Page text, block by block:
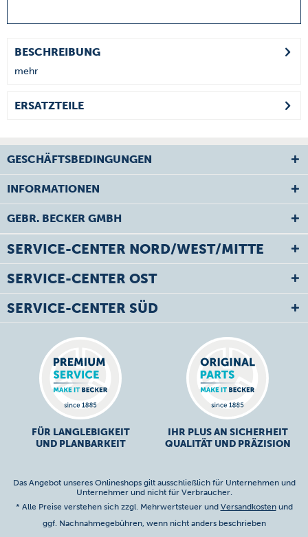
BESCHREIBUNG
mehr
ERSATZTEILE
GESCHÄFTSBEDINGUNGEN
INFORMATIONEN
GEBR. BECKER GMBH
SERVICE-CENTER NORD/WEST/MITTE
SERVICE-CENTER OST
SERVICE-CENTER SÜD
FÜR LANGLEBIGKEIT
UND PLANBARKEIT
IHR PLUS AN SICHERHEIT
QUALITÄT UND PRÄZISION
Das Angebot unseres Onlineshops gilt ausschließlich für Unternehmen und
Unternehmer und nicht für Verbraucher.
* Alle Preise verstehen sich zzgl. Mehrwertsteuer und Versandkostenund
ggf. Nachnahmegebühren, wenn nicht anders beschrieben